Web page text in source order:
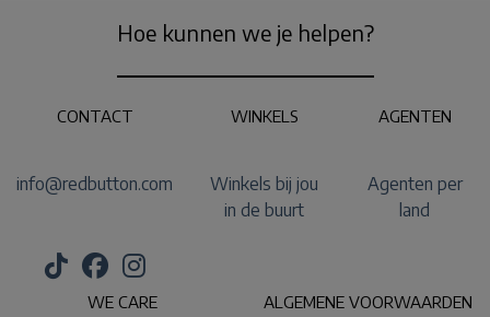
Hoe kunnen we je helpen?
CONTACT
info@redbutton.com
WINKELS
Winkels bij jou
in de buurt
AGENTEN
Agenten per
land
WE CARE ALGEMENE VOORWAARDEN